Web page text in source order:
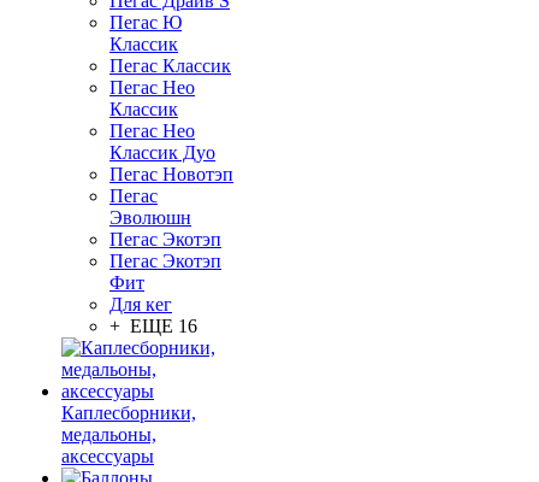
Пегас Ю
Классик
Пегас Классик
Пегас Нео
Классик
Пегас Нео
Классик Дуо
Пегас Новотэп
Пегас
Эволюшн
Пегас Экотэп
Пегас Экотэп
Фит
Для кег
+ ЕЩЕ 16
Каплесборники,
медальоны,
аксессуары